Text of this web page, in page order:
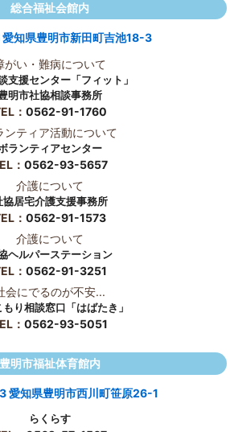
総合福祉会館内
知県豊明市新田町吉池18-3
がい・難病について
支援センター「フィット」
明市社協相談事務所
： 0562-91-1760
ンティア活動について
ランティアセンター
： 0562-93-5657
介護について
協居宅介護支援事務所
： 0562-91-1573
介護について
ヘルパーステーション
： 0562-91-3251
会にでるのが不安...
り相談窓口「はばたき」
： 0562-93-5051
豊明市福祉体育館内
愛知県豊明市西川町笹原26-1
らくらす